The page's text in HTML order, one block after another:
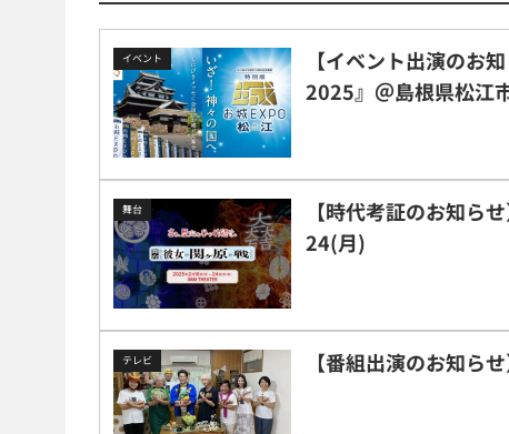
イベント
【イベント出演のお
2025』＠島根県松江
舞台
【時代考証のお知ら
24(月)
テレビ 【番組出演のお知ら